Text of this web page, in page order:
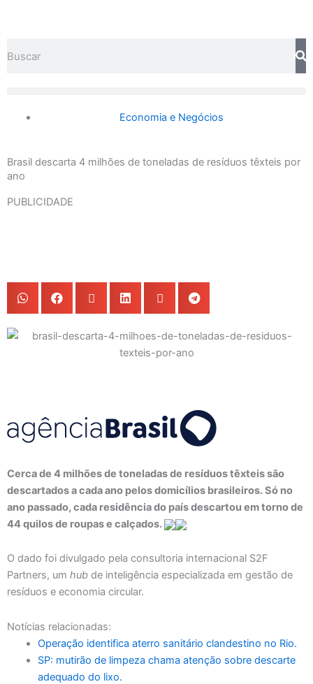
conteúdo
Economia e Negócios
Brasil descarta 4 milhões de toneladas de resíduos têxteis por
ano
PUBLICIDADE
Cerca de 4 milhões de toneladas de resíduos têxteis são
descartados a cada ano pelos domicílios brasileiros. Só no
ano passado, cada residência do país descartou em torno de
44 quilos de roupas e calçados.
O dado foi divulgado pela consultoria internacional S2F
Partners, um hub de inteligência especializada em gestão de
resíduos e economia circular.
Notícias relacionadas:
Operação identifica aterro sanitário clandestino no Rio.
SP: mutirão de limpeza chama atenção sobre descarte
adequado do lixo.